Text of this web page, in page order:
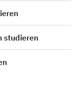
studieren